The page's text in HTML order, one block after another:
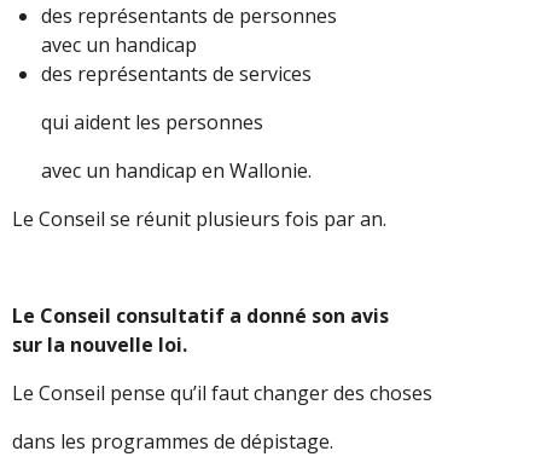
des représentants de personnes
avec un handicap
des représentants de services
qui aident les personnes
avec un handicap en Wallonie.
Le Conseil se réunit plusieurs fois par an.
Le Conseil consultatif a donné son avis
sur la nouvelle loi.
Le Conseil pense qu’il faut changer des choses
dans les programmes de dépistage.